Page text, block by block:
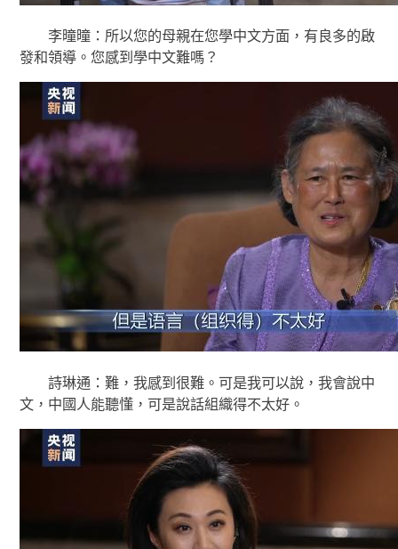
李曈曈：所以您的母親在您學中文方面，有良多的啟
發和領導。您感到學中文難嗎？
詩琳通：難，我感到很難。可是我可以說，我會說中
文，中國人能聽懂，可是說話組織得不太好。